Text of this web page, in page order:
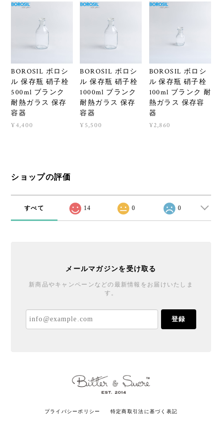
BOROSIL ボロシ
ル 保存瓶 硝子栓
500ml ブランク
耐熱ガラス 保存
容器
¥4,400
BOROSIL ボロシ
ル 保存瓶 硝子栓
1000ml ブランク
耐熱ガラス 保存
容器
¥5,500
BOROSIL ボロシ
ル 保存瓶 硝子栓
100ml ブランク 耐
熱ガラス 保存容
器
¥2,860
ショップの評価
すべて 14 0 0
メールマガジンを受け取る
新商品やキャンペーンなどの最新情報をお届けいたしま
す。
登録
プライバシーポリシー 特定商取引法に基づく表記